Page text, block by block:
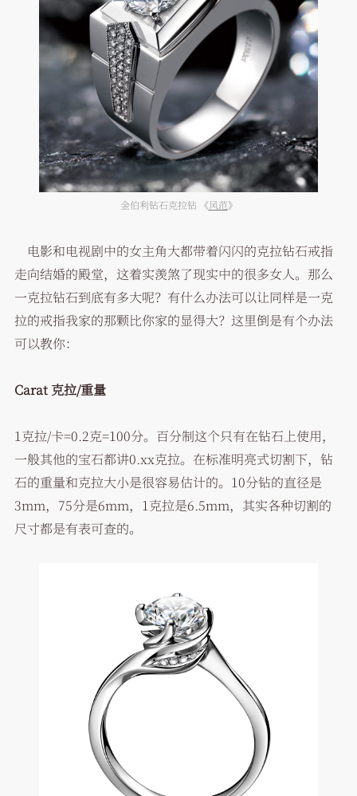
金伯利钻石克拉钻 《风范》
电影和电视剧中的女主角大都带着闪闪的克拉钻石戒指
走向结婚的殿堂，这着实羡煞了现实中的很多女人。那么
一克拉钻石到底有多大呢？有什么办法可以让同样是一克
拉的戒指我家的那颗比你家的显得大？这里倒是有个办法
可以教你：
Carat 克拉/重量
1克拉/卡=0.2克=100分。百分制这个只有在钻石上使用，
一般其他的宝石都讲0.xx克拉。在标准明亮式切割下，钻
石的重量和克拉大小是很容易估计的。10分钻的直径是
3mm，75分是6mm，1克拉是6.5mm，其实各种切割的
尺寸都是有表可查的。